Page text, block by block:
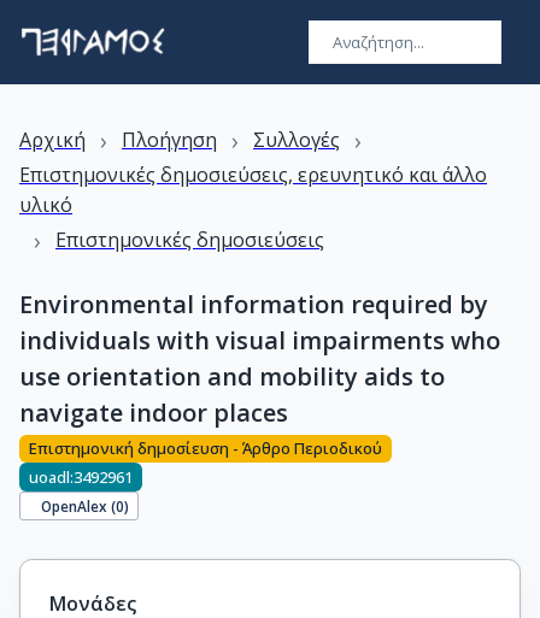
Αρχική › Πλοήγηση › Συλλογές ›
Επιστημονικές δημοσιεύσεις, ερευνητικό και άλλο
υλικό
› Επιστημονικές δημοσιεύσεις
Environmental information required by
individuals with visual impairments who
use orientation and mobility aids to
navigate indoor places
Επιστημονική δημοσίευση - Άρθρο Περιοδικού
uoadl:3492961
OpenAlex (0)
Μονάδες